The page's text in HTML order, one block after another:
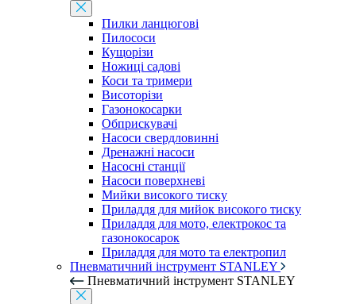
Пилки ланцюгові
Пилососи
Кущорізи
Ножиці садові
Коси та тримери
Висоторізи
Газонокосарки
Обприскувачі
Насоси свердловинні
Дренажні насоси
Насосні станції
Насоси поверхневі
Мийки високого тиску
Приладдя для мийок високого тиску
Приладдя для мото, електрокос та
газонокосарок
Приладдя для мото та електропил
Пневматичний інструмент STANLEY
Пневматичний інструмент STANLEY